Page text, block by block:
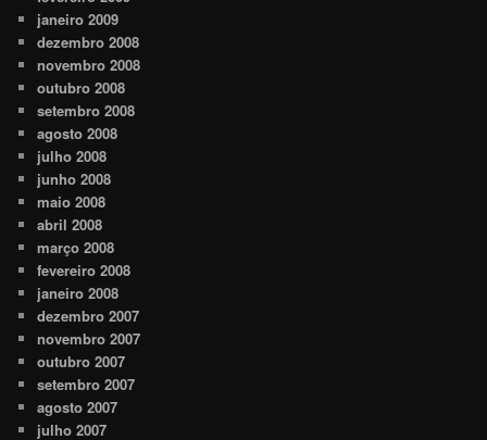
janeiro 2009
dezembro 2008
novembro 2008
outubro 2008
setembro 2008
agosto 2008
julho 2008
junho 2008
maio 2008
abril 2008
março 2008
fevereiro 2008
janeiro 2008
dezembro 2007
novembro 2007
outubro 2007
setembro 2007
agosto 2007
julho 2007